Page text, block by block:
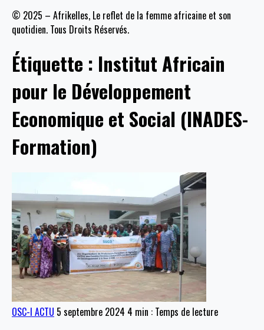
© 2025 – Afrikelles, Le reflet de la femme africaine et son
quotidien. Tous Droits Réservés.
Étiquette : Institut Africain
pour le Développement
Economique et Social (INADES-
Formation)
OSC-I ACTU 5 septembre 2024 4 min : Temps de lecture